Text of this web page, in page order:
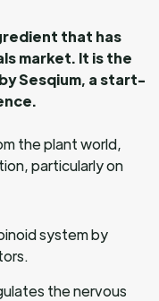
that has
market. It is the
Sesqium, a start-
the plant world,
particularly on
system by
the nervous